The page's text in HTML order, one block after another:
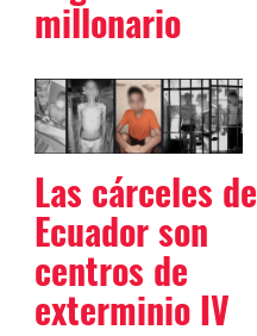
millonario
Las cárceles de
Ecuador son
centros de
exterminio IV